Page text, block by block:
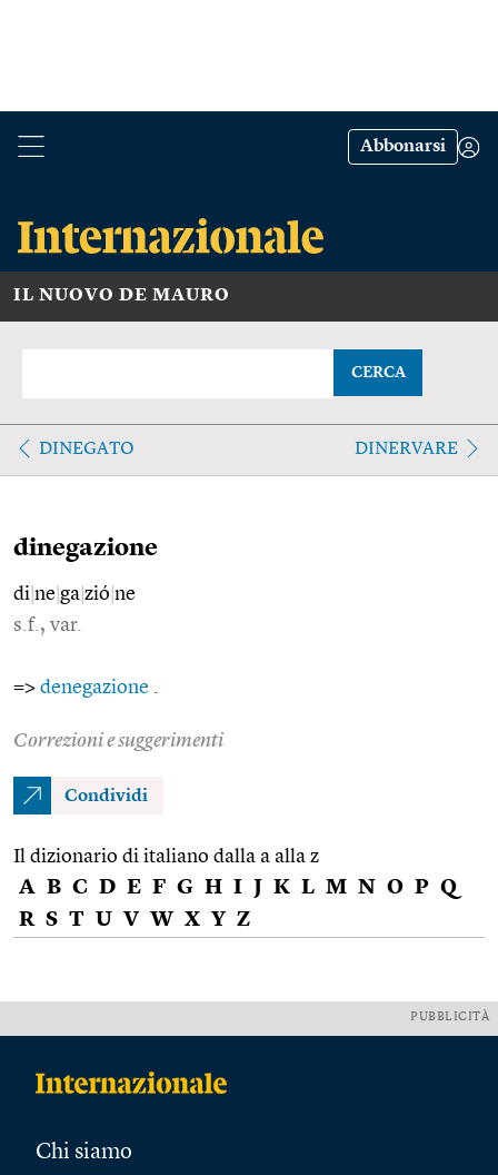
Abbonarsi
IL NUOVO DE MAURO
CERCA
DINEGATO DINERVARE
dinegazione
di ne ga zió ne
s.f., var.
=> denegazione
Correzioni e suggerimenti
Condividi
Il dizionario di italiano dalla a alla z
A B C D E F G H I J K L M N O P Q
R S T U V W X Y Z
PUBBLICITÀ
Chi siamo